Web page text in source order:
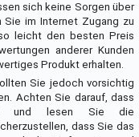
sich keine Sorgen über
Sie im Internet Zugang zu
leicht den besten Preis
anderer Kunden
Produkt erhalten.
Sie jedoch vorsichtig
Achten Sie darauf, dass
und lesen Sie die
dass Sie das